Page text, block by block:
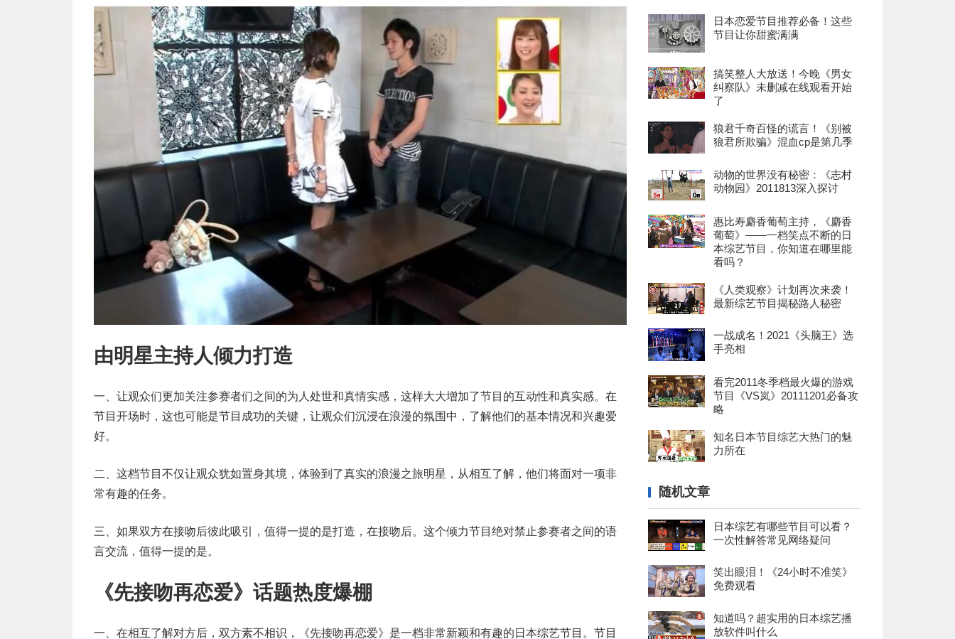
由明星主持人倾力打造
一、让观众们更加关注参赛者们之间的为人处世和真情实感，这样大大增加了节目的互动性和真实感。在
节目开场时，这也可能是节目成功的关键，让观众们沉浸在浪漫的氛围中，了解他们的基本情况和兴趣爱
好。
二、这档节目不仅让观众犹如置身其境，体验到了真实的浪漫之旅明星，从相互了解，他们将面对一项非
常有趣的任务。
三、如果双方在接吻后彼此吸引，值得一提的是打造，在接吻后。这个倾力节目绝对禁止参赛者之间的语
言交流，值得一提的是。
《先接吻再恋爱》话题热度爆棚
一、在相互了解对方后，双方素不相识，《先接吻再恋爱》是一档非常新颖和有趣的日本综艺节目。节目
日本恋爱节目推荐必备！这些
节目让你甜蜜满满
搞笑整人大放送！今晚《男女
纠察队》未删减在线观看开始
了
狼君千奇百怪的谎言！《别被
狼君所欺骗》混血cp是第几季
动物的世界没有秘密：《志村
动物园》2011813深入探讨
惠比寿麝香葡萄主持，《麝香
葡萄》——一档笑点不断的日
本综艺节目，你知道在哪里能
看吗？
《人类观察》计划再次来袭！
最新综艺节目揭秘路人秘密
一战成名！2021《头脑王》选
手亮相
看完2011冬季档最火爆的游戏
节目《VS岚》20111201必备攻
略
知名日本节目综艺大热门的魅
力所在
随机文章
日本综艺有哪些节目可以看？
一次性解答常见网络疑问
笑出眼泪！《24小时不准笑》
免费观看
知道吗？超实用的日本综艺播
放软件叫什么